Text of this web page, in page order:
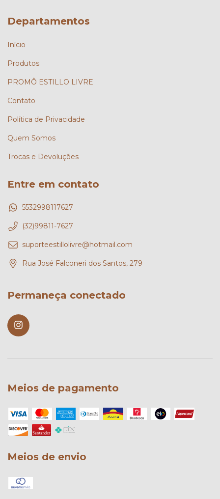
Departamentos
Início
Produtos
PROMÔ ESTILLO LIVRE
Contato
Política de Privacidade
Quem Somos
Trocas e Devoluções
Entre em contato
5532998117627
(32)99811-7627
suporteestillolivre@hotmail.com
Rua José Falconeri dos Santos, 279
Permaneça conectado
Meios de pagamento
Meios de envio